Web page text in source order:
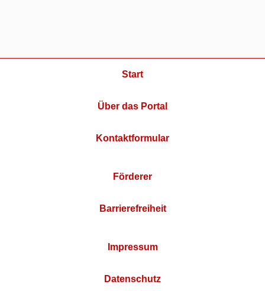
Start
Über das Portal
Kontaktformular
Förderer
Barrierefreiheit
Impressum
Datenschutz